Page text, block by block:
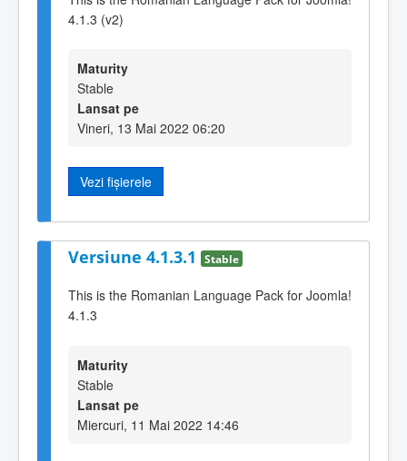
4.1.3 (v2)
Maturity
Stable
Lansat pe
Vineri, 13 Mai 2022 06:20
Vezi fișierele
Versiune 4.1.3.1 Stable
This is the Romanian Language Pack for Joomla!
4.1.3
Maturity
Stable
Lansat pe
Miercuri, 11 Mai 2022 14:46